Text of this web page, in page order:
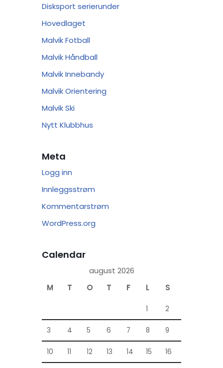
Disksport serierunder
Hovedlaget
Malvik Fotball
Malvik Håndball
Malvik Innebandy
Malvik Orientering
Malvik Ski
Nytt Klubbhus
Meta
Logg inn
Innleggsstrøm
Kommentarstrøm
WordPress.org
Calendar
august 2026
M
T O T F L S
1 2
3 4 5 6 7 8 9
10 11 12 13 14 15 16